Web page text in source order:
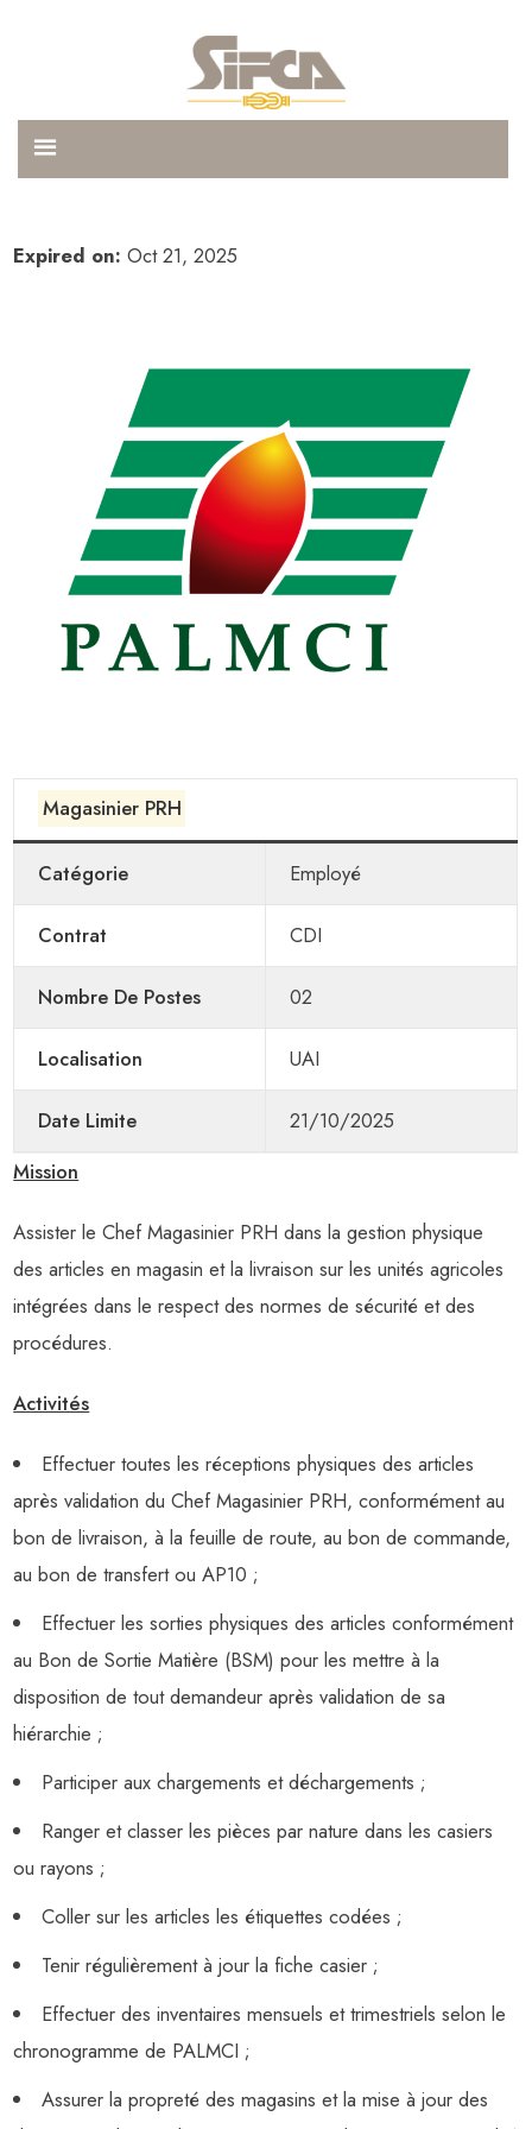
Expired on: Oct 21, 2025
Magasinier PRH
Catégorie Employé
Contrat CDI
Nombre De Postes 02
Localisation UAI
Date Limite
21/10/2025
Mission
Assister le Chef Magasinier PRH dans la gestion physique
des articles en magasin et la livraison sur les unités agricoles
intégrées dans le respect des normes de sécurité et des
procédures.
Activités
Effectuer toutes les réceptions physiques des articles
après validation du Chef Magasinier PRH, conformément au
bon de livraison, à la feuille de route, au bon de commande,
au bon de transfert ou AP10 ;
Effectuer les sorties physiques des articles conformément
au Bon de Sortie Matière (BSM) pour les mettre à la
disposition de tout demandeur après validation de sa
hiérarchie ;
Participer aux chargements et déchargements ;
Ranger et classer les pièces par nature dans les casiers
ou rayons ;
Coller sur les articles les étiquettes codées ;
Tenir régulièrement à jour la fiche casier ;
Effectuer des inventaires mensuels et trimestriels selon le
chronogramme de PALMCI ;
Assurer la propreté des magasins et la mise à jour des